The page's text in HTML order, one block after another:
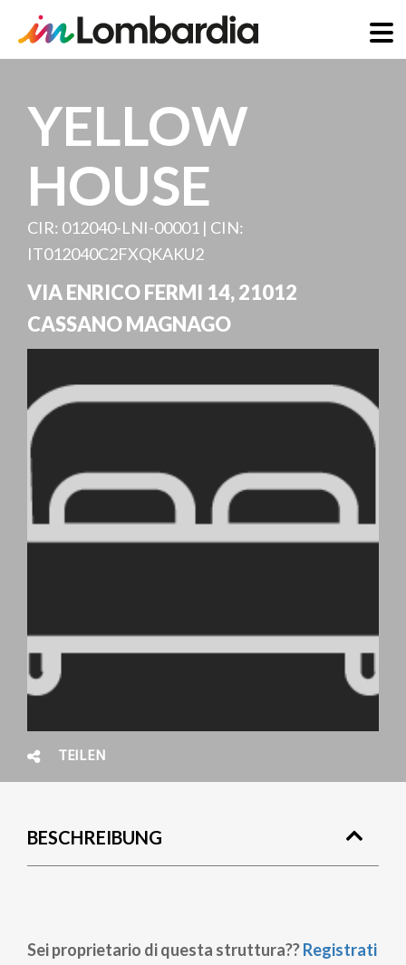
InhaltYELLOW
HOUSE
CIR: 012040-LNI-00001 | CIN:
IT012040C2FXQKAKU2
VIA ENRICO FERMI 14,21012
CASSANO MAGNAGO
TEILEN
BESCHREIBUNG
Sei proprietario di questa struttura??Registrati